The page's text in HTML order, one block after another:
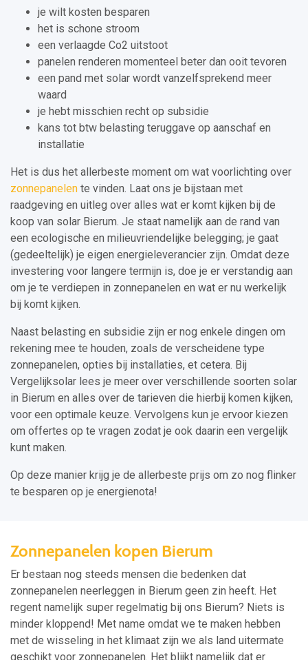
je wilt kosten besparen
het is schone stroom
een verlaagde Co2 uitstoot
panelen renderen momenteel beter dan ooit tevoren
een pand met solar wordt vanzelfsprekend meer
waard
je hebt misschien recht op subsidie
kans tot btw belasting teruggave op aanschaf en
installatie
Het is dus het allerbeste moment om wat voorlichting over
zonnepanelen te vinden. Laat ons je bijstaan met
raadgeving en uitleg over alles wat er komt kijken bij de
koop van solar Bierum. Je staat namelijk aan de rand van
een ecologische en milieuvriendelijke belegging; je gaat
(gedeeltelijk) je eigen energieleverancier zijn. Omdat deze
investering voor langere termijn is, doe je er verstandig aan
om je te verdiepen in zonnepanelen en wat er nu werkelijk
bij komt kijken.
Naast belasting en subsidie zijn er nog enkele dingen om
rekening mee te houden, zoals de verscheidene type
zonnepanelen, opties bij installaties, et cetera. Bij
Vergelijksolar lees je meer over verschillende soorten solar
in Bierum en alles over de tarieven die hierbij komen kijken,
voor een optimale keuze. Vervolgens kun je ervoor kiezen
om offertes op te vragen zodat je ook daarin een vergelijk
kunt maken.
Op deze manier krijg je de allerbeste prijs om zo nog flinker
te besparen op je energienota!
Zonnepanelen kopen Bierum
Er bestaan nog steeds mensen die bedenken dat
zonnepanelen neerleggen in Bierum geen zin heeft. Het
regent namelijk super regelmatig bij ons Bierum? Niets is
minder kloppend! Met name omdat we te maken hebben
met de wisseling in het klimaat zijn we als land uitermate
geschikt voor zonnepanelen. Het blijkt namelijk dat er